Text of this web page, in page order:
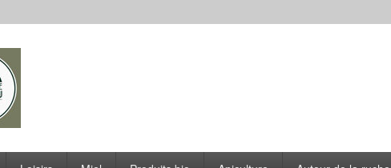
Maya dans le Cantou